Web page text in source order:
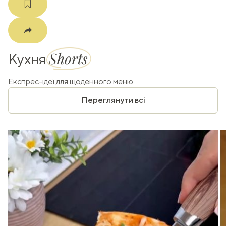
КухняShorts
Експрес-ідеї для щоденного меню
Переглянути всі